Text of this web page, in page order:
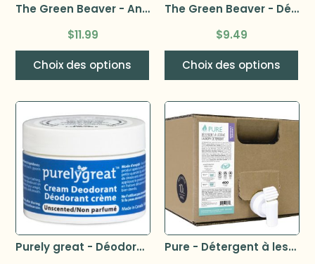
The Green Beaver - Antisudorifique 50g pour femmes
$11.99
Choix des options
The Green Beaver - Déodorant 50g
$9.49
Choix des options
Purely great - Déodorant femme 50g
Pure - Détergent à lessive 10L